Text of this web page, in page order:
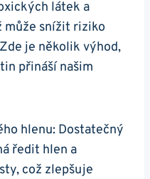
látek⁤ a
může snížit riziko
je ⁣několik výhod,
⁢přináší⁤ našim
⁢hlenu: Dostatečný
‍ředit hlen a
což zlepšuje